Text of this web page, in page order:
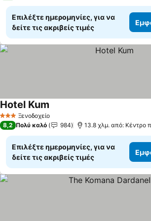
Επιλέξτε ημερομηνίες, για να
δείτε τις ακριβείς τιμές
3 ΑστέριαΞενοδοχείο
Hotel Kum
8,2 Πολύ καλό 984 13.8 χλμ. από: Κέντρο
Επιλέξτε ημερομηνίες, για να
δείτε τις ακριβείς τιμές